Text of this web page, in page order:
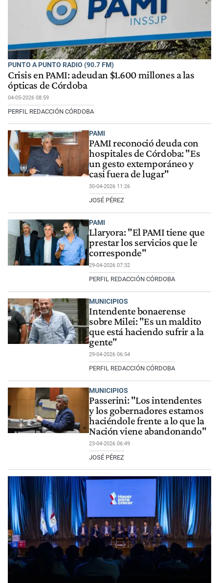
PUNTO A PUNTO RADIO (90.7 FM)
Crisis en PAMI: adeudan $1.600 millones a las
ópticas de Córdoba
04-05-2026 08:59
PERFIL REDACCIÓN CÓRDOBA
PAMI
PAMI reconoció deuda con
hospitales de Córdoba: "Es
un gesto extemporáneo y
casi fuera de lugar"
30-04-2026 11:26
JOSÉ PÉREZ
PAMI
Llaryora: "El PAMI tiene que
prestar los servicios que le
corresponde"
29-04-2026 07:32
PERFIL REDACCIÓN CÓRDOBA
MUNICIPIOS
Intendente bonaerense
sobre Milei: "Es un maldito
que está haciendo sufrir a la
gente"
29-04-2026 06:54
PERFIL REDACCIÓN CÓRDOBA
MUNICIPIOS
Passerini: "Los intendentes
y los gobernadores estamos
haciéndole frente a lo que la
Nación viene abandonando"
23-04-2026 06:49
JOSÉ PÉREZ